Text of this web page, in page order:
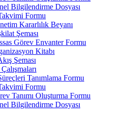
Bilgilendirme Dosyası
Formu
Kararlılık Beyanı
Şeması
Görev Envanter Formu
Kitabı
Şeması
Tanımlama Formu
Formu
Tanımı Oluşturma Formu
Bilgilendirme Dosyası